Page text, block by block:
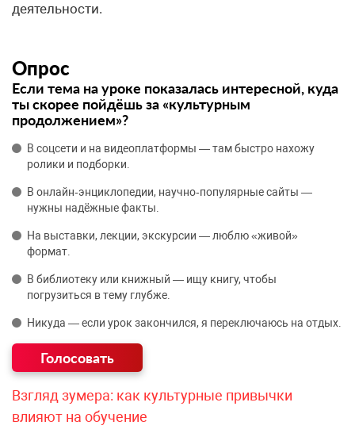
деятельности.
Опрос
Если тема на уроке показалась интересной, куда
ты скорее пойдёшь за «культурным
продолжением»?
В соцсети и на видеоплатформы — там быстро нахожу
ролики и подборки.
В онлайн‑энциклопедии, научно‑популярные сайты —
нужны надёжные факты.
На выставки, лекции, экскурсии — люблю «живой»
формат.
В библиотеку или книжный — ищу книгу, чтобы
погрузиться в тему глубже.
Никуда — если урок закончился, я переключаюсь на отдых.
Взгляд зумера: как культурные привычки
влияют на обучение